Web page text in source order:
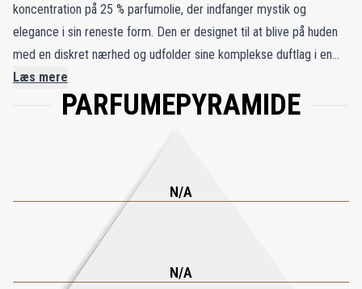
koncentration på 25 % parfumolie, der indfanger mystik og
elegance i sin reneste form. Den er designet til at blive på huden
med en diskret nærhed og udfolder sine komplekse duftlag i en
stille hvisken – aldrig højlydt, men altid dragende. Duften er en
varm og gådefuld rejse fuld af charme og forførelse, som leger en
sanserne og holder sin sande karakter skjult. I tråd med sin
konceptuelle kerne ligger skønheden i Puredistance BLACK i det
uvisse – ingredienserne er ikke oplyst, hvilket giver bæreren frihed
til selv at fortolke duftens essens. Som et bevis på ægte
parfumekunst tilbyder Puredistance BLACK en intim og mørk
elegance, der kun åbenbares for dem, der kommer tæt på. Det er
Læs mere
PARFUMEPYRAMIDE
N/A
N/A